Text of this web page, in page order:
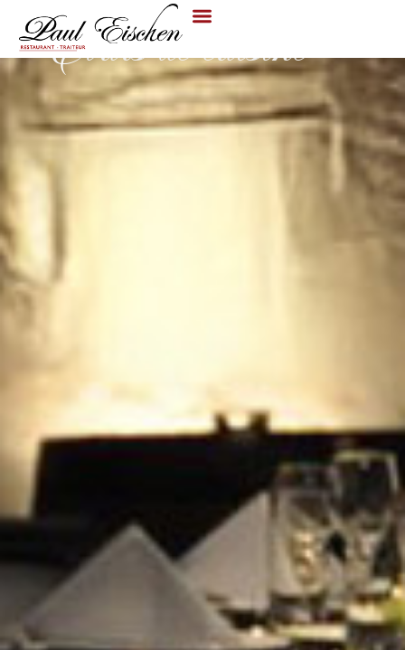
Demande de devis
Cours de cuisine